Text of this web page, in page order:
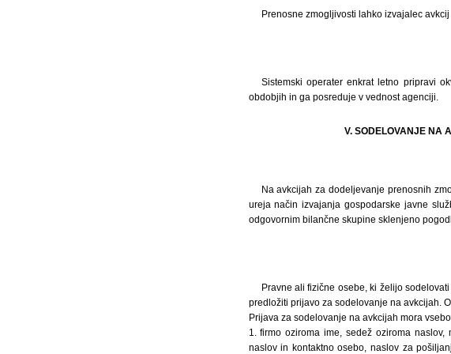
Prenosne zmogljivosti lahko izvajalec
Sistemski operater enkrat letno pripravi
obdobjih in ga posreduje v vednost agenciji.
V. SODELOVANJE NA
Na avkcijah za dodeljevanje prenosnih
ureja način izvajanja gospodarske javne
odgovornim bilančne skupine sklenjeno
Pravne ali fizične osebe, ki želijo
predložiti prijavo za sodelovanje na avkcijah.
Prijava za sodelovanje na avkcijah mora
1. firmo oziroma ime, sedež oziroma
naslov in kontaktno osebo, naslov za